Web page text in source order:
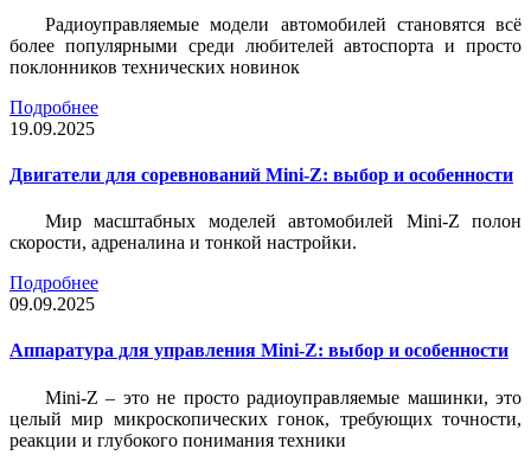
Радиоуправляемые модели автомобилей становятся всё
более популярными среди любителей автоспорта и просто
поклонников технических новинок
Подробнее
19.09.2025
Двигатели для соревнований Mini-Z: выбор и особенности
Мир масштабных моделей автомобилей Mini-Z полон
скорости, адреналина и тонкой настройки.
Подробнее
09.09.2025
Аппаратура для управления Mini-Z: выбор и особенности
Mini-Z – это не просто радиоуправляемые машинки, это
целый мир микроскопических гонок, требующих точности,
реакции и глубокого понимания техники